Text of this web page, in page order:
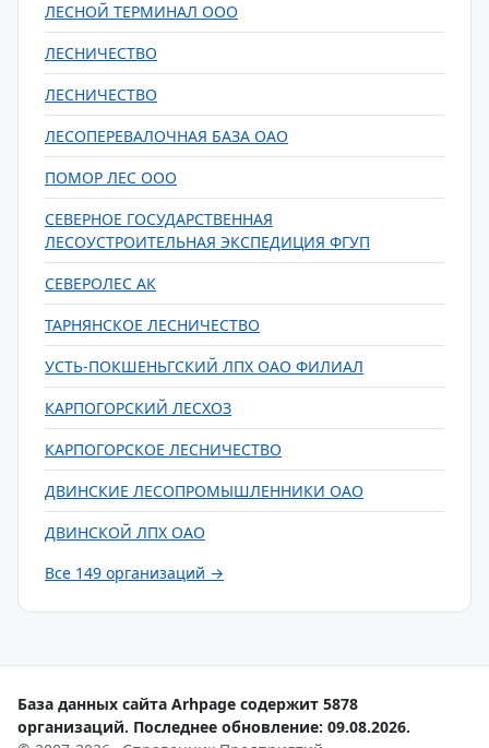
ЛЕСНОЙ ТЕРМИНАЛ ООО
ЛЕСНИЧЕСТВО
ЛЕСНИЧЕСТВО
ЛЕСОПЕРЕВАЛОЧНАЯ БАЗА ОАО
ПОМОР ЛЕС ООО
СЕВЕРНОЕ ГОСУДАРСТВЕННАЯ
ЛЕСОУСТРОИТЕЛЬНАЯ ЭКСПЕДИЦИЯ ФГУП
СЕВЕРОЛЕС АК
ТАРНЯНСКОЕ ЛЕСНИЧЕСТВО
УСТЬ-ПОКШЕНЬГСКИЙ ЛПХ ОАО ФИЛИАЛ
КАРПОГОРСКИЙ ЛЕСХОЗ
КАРПОГОРСКОЕ ЛЕСНИЧЕСТВО
ДВИНСКИЕ ЛЕСОПРОМЫШЛЕННИКИ ОАО
ДВИНСКОЙ ЛПХ ОАО
Все 149 организаций →
База данных сайта Arhpage содержит 5878
организаций. Последнее обновление: 09.08.2026.